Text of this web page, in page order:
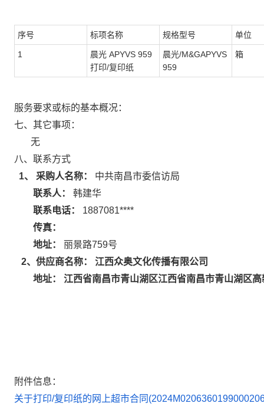
序号 标项名称 规格型号 单位
1
晨光 APYVS 959
打印/复印纸
晨光/M&GAPYVS
959
箱
服务要求或标的基本概况：
七、其它事项：
无
八、联系方式
1、 采购人名称：
中共南昌市委信访局
联系人：
韩建华
联系电话：
1887081****
传真：
地址：
丽景路759号
2、供应商名称： 江西众奥文化传播有限公司
地址： 江西省南昌市青山湖区江西省南昌市青山湖区
附件信息：
关于打印/复印纸的网上超市合同